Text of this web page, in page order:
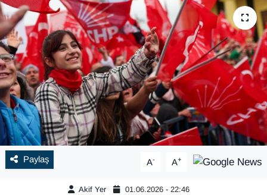
Paylaş A- A+
Akif Yer 01.06.2026 - 22:46